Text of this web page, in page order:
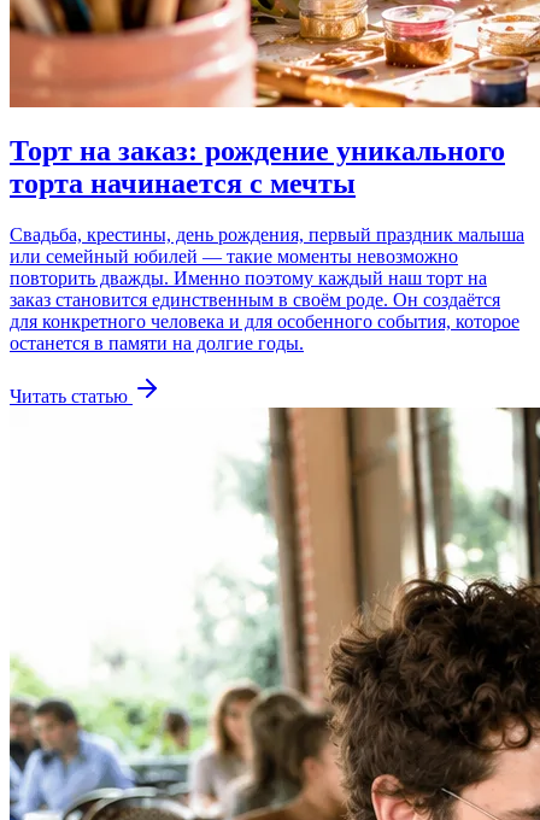
Торт на заказ: рождение уникального
торта начинается с мечты
Свадьба, крестины, день рождения, первый праздник малыша
или семейный юбилей — такие моменты невозможно
повторить дважды. Именно поэтому каждый наш торт на
заказ становится единственным в своём роде. Он создаётся
для конкретного человека и для особенного события, которое
останется в памяти на долгие годы.
Читать статью